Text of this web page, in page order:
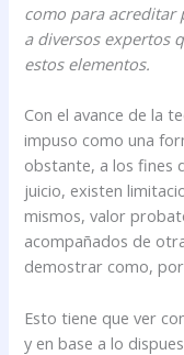
como para acreditar
a diversos expertos
estos elementos.
Con el avance de la
impuso como una
obstante, a los fines
juicio, existen
mismos, valor
acompañados de
demostrar como,
Esto tiene que ver
y en base a lo